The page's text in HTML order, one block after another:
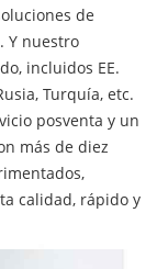
de
Y nuestro
incluidos EE.
Turquía, etc.
posventa y un
más de diez
calidad, rápido y